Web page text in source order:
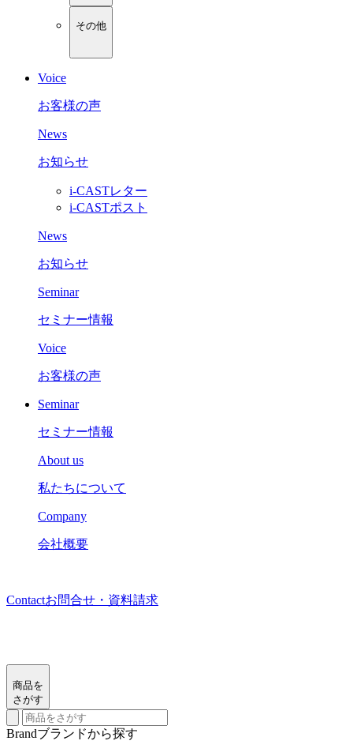
その他
Voice
お客様の声
News
お知らせ
i-CASTレター
i-CASTポスト
News
お知らせ
Seminar
セミナー情報
Voice
お客様の声
Seminar
セミナー情報
About us
私たちについて
Company
会社概要
Contactお問合せ・資料請求
商品を
さがす
Brandブランドから探す